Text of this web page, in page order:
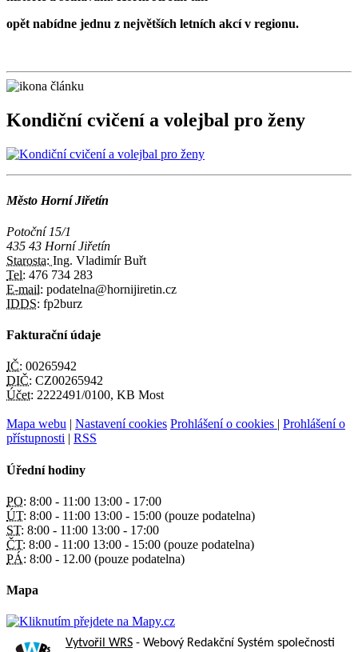
opět nabídne jednu z největších letních akcí v regionu.
Kondiční cvičení a volejbal pro ženy
Město Horní Jiřetín
Potoční 15/1
435 43 Horní Jiřetín
Starosta: Ing. Vladimír Buřt
Tel: 476 734 283
E-mail: podatelna@hornijiretin.cz
IDDS: fp2burz
Fakturační údaje
IČ: 00265942
DIČ: CZ00265942
Účet: 2222491/0100, KB Most
Mapa webu | Nastavení cookies Prohlášení o cookies | Prohlášení o
přístupnosti | RSS
Úřední hodiny
PO: 8:00 - 11:00 13:00 - 17:00
ÚT: 8:00 - 11:00 13:00 - 15:00 (pouze podatelna)
ST: 8:00 - 11:00 13:00 - 17:00
ČT: 8:00 - 11:00 13:00 - 15:00 (pouze podatelna)
PÁ: 8:00 - 12.00 (pouze podatelna)
Mapa
Vytvořil WRS - Webový Redakční Systém společnosti